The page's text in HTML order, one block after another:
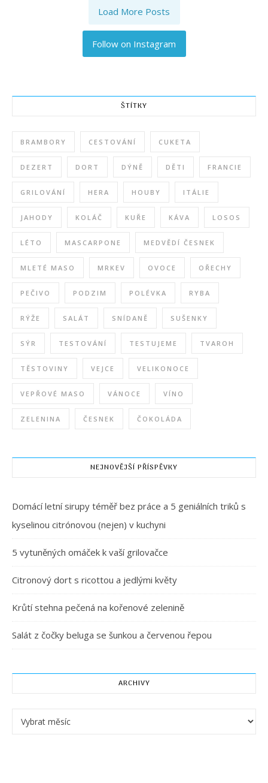
Load More Posts
Follow on Instagram
ŠTÍTKY
BRAMBORY CESTOVÁNÍ CUKETA
DEZERT DORT DÝNĚ DĚTI FRANCIE
GRILOVÁNÍ HERA HOUBY ITÁLIE
JAHODY KOLÁČ KUŘE KÁVA LOSOS
LÉTO MASCARPONE MEDVĚDÍ ČESNEK
MLETÉ MASO MRKEV OVOCE OŘECHY
PEČIVO PODZIM POLÉVKA RYBA
RÝŽE SALÁT SNÍDANĚ SUŠENKY
SÝR TESTOVÁNÍ TESTUJEME TVAROH
TĚSTOVINY VEJCE VELIKONOCE
VEPŘOVÉ MASO VÁNOCE VÍNO
ZELENINA ČESNEK ČOKOLÁDA
NEJNOVĚJŠÍ PŘÍSPĚVKY
Domácí letní sirupy téměř bez práce a 5 geniálních triků s
kyselinou citrónovou (nejen) v kuchyni
5 vytuněných omáček k vaší grilovačce
Citronový dort s ricottou a jedlými květy
Krůtí stehna pečená na kořenové zelenině
Salát z čočky beluga se šunkou a červenou řepou
ARCHIVY
Archivy